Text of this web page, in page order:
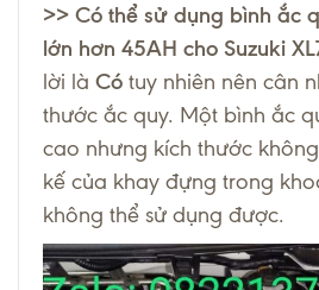
>> Có thể sử dụng bình ắc
lớn hơn 45AH cho Suzuki
lời là Có tuy nhiên nên cân
thước ắc quy. Một bình ắc
cao nhưng kích thước
kế của khay đựng trong
không thể sử dụng được.